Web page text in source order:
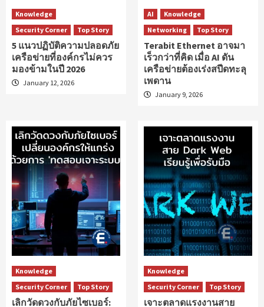
Knowledge
Security Corner
Top Story
5 แนวปฏิบัติความปลอดภัย
เครือข่ายที่องค์กรไม่ควร
มองข้ามในปี 2026
January 12, 2026
AI
Knowledge
Networking
Top Story
Terabit Ethernet อาจมา
เร็วกว่าที่คิด เมื่อ AI ดัน
เครือข่ายต้องเร่งสปีดทะลุ
เพดาน
January 9, 2026
Knowledge
Security Corner
Top Story
เลิกวัดดวงกับภัยไซเบอร์:
Knowledge
Security Corner
Top Story
เจาะตลาดแรงงานสาย